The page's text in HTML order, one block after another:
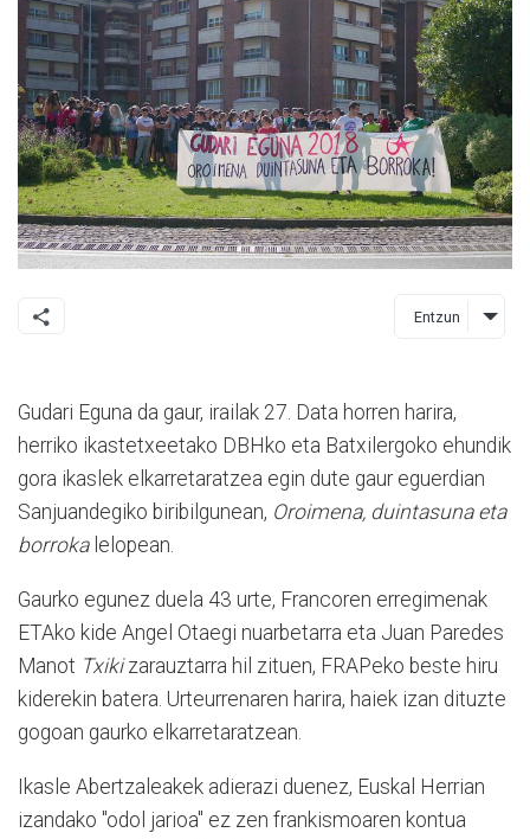
Entzun
Gudari Eguna da gaur, irailak 27. Data horren harira,
herriko ikastetxeetako DBHko eta Batxilergoko ehundik
gora ikaslek elkarretaratzea egin dute gaur eguerdian
Sanjuandegiko biribilgunean, Oroimena, duintasuna eta
borroka lelopean.
Gaurko egunez duela 43 urte, Francoren erregimenak
ETAko kide Angel Otaegi nuarbetarra eta Juan Paredes
Manot Txikizarauztarra hil zituen, FRAPeko beste hiru
kiderekin batera. Urteurrenaren harira, haiek izan dituzte
gogoan gaurko elkarretaratzean.
Ikasle Abertzaleakek adierazi duenez, Euskal Herrian
izandako "odol jarioa" ez zen frankismoaren kontua